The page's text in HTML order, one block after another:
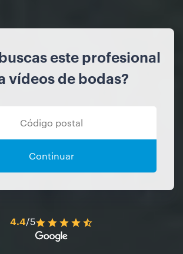
este profesional
vídeos de bodas?
Continuar
4.4/5